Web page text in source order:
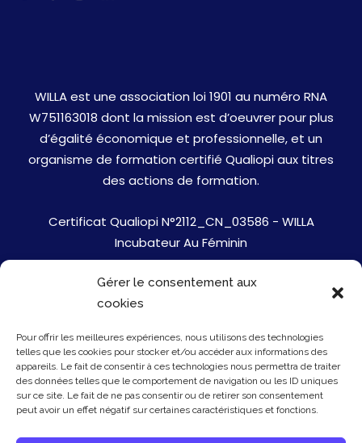
Gérer le consentement aux
cookies
Pour offrir les meilleures expériences, nous utilisons des technologies
telles que les cookies pour stocker et/ou accéder aux informations des
appareils. Le fait de consentir à ces technologies nous permettra de traiter
des données telles que le comportement de navigation ou les ID uniques
sur ce site. Le fait de ne pas consentir ou de retirer son consentement
peut avoir un effet négatif sur certaines caractéristiques et fonctions.
WILLA est une association loi 1901 au numéro RNA
W751163018 dont la mission est d’oeuvrer pour plus
d’égalité économique et professionnelle, et un
organisme de formation certifié Qualiopi aux titres
des actions de formation.
Certificat Qualiopi N°2112_CN_03586 - WILLA
Incubateur Au Féminin
Jobs
Mentions Légales
Politique de cookies
Presse